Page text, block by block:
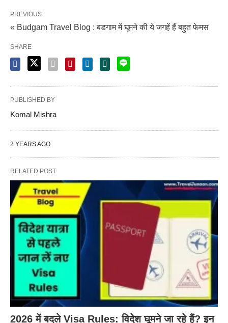
PREVIOUS
« Budgam Travel Blog : बडगाम में घूमने की ये जगहें हैं बहुत फेमस
SHARE
PUBLISHED BY
Komal Mishra
2 YEARS AGO
RELATED POST
2026 में बदले Visa Rules: विदेश घूमने जा रहे हैं? इन